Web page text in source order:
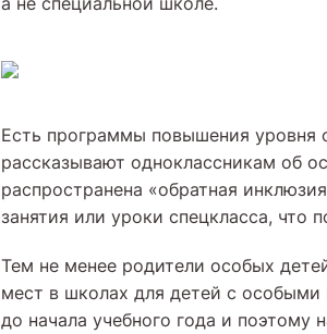
Есть программы повышения уровня
рассказывают одноклассникам об
распространена «обратная
занятия или уроки спецкласса, что
Тем не менее родители особых
мест в школах для детей с особыми
до начала учебного года и поэтому